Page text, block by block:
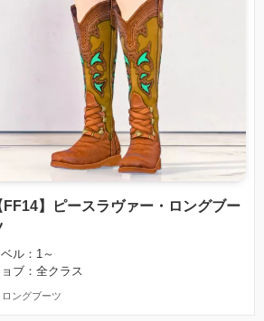
FF14】ピースラヴァー・ロングブー
ル：1～
ブ：全クラス
ロングブーツ